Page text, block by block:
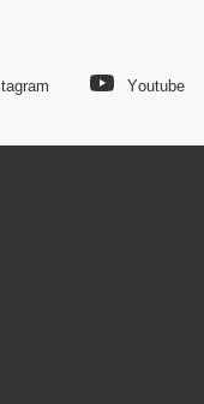
Youtube